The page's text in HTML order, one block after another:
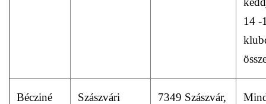
14 -
Bécziné
Szászvári
7349 Szászvár,